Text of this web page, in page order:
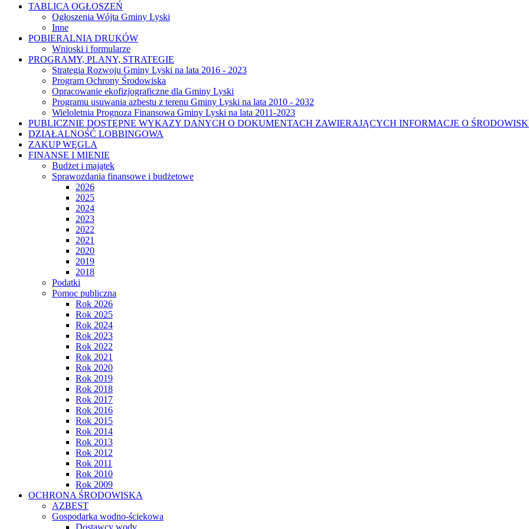
TABLICA OGŁOSZEŃ
Ogłoszenia Wójta Gminy Lyski
Inne
POBIERALNIA DRUKÓW
Wnioski i formularze
PROGRAMY, PLANY, STRATEGIE
Strategia Rozwoju Gminy Lyski na lata 2016 - 2023
Program Ochrony Środowiska
Opracowanie ekofizjograficzne dla Gminy Lyski
Programu usuwania azbestu z terenu Gminy Lyski na lata 2010 - 2032
Wieloletnia Prognoza Finansowa Gminy Lyski na lata 2011-2023
PUBLICZNIE DOSTĘPNE WYKAZY DANYCH O DOKUMENTACH ZAWIERAJĄCYCH INFORMACJE O
DZIAŁALNOŚĆ LOBBINGOWA
ZAKUP WĘGLA
FINANSE I MIENIE
Budżet i majątek
Sprawozdania finansowe i budżetowe
2026
2025
2024
2023
2022
2021
2020
2019
2018
Podatki
Pomoc publiczna
Rok 2026
Rok 2025
Rok 2024
Rok 2023
Rok 2022
Rok 2021
Rok 2020
Rok 2019
Rok 2018
Rok 2017
Rok 2016
Rok 2015
Rok 2014
Rok 2013
Rok 2012
Rok 2011
Rok 2010
Rok 2009
OCHRONA ŚRODOWISKA
AZBEST
Gospodarka wodno-ściekowa